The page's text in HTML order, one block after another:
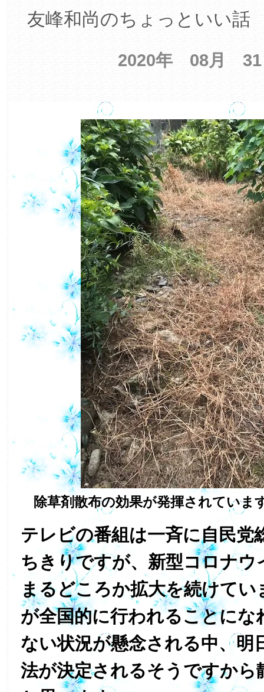
友峰和尚のちょっといい話
2020年 08月
除草剤散布の効果が発揮されてい
テレビの番組は一斉に自民党
ちきりですが、新型コロナウ
まるどころか拡大を続けてい
が全国的に行われることにな
ない状況が懸念される中、明
法が決定されるそうですから